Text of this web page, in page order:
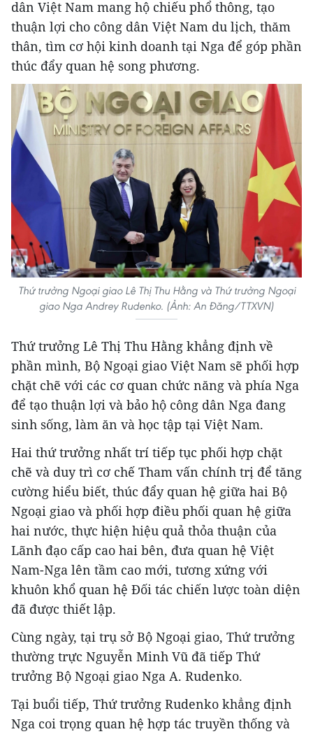
dân Việt Nam mang hộ chiếu phổ thông, tạo
thuận lợi cho công dân Việt Nam du lịch, thăm
thân, tìm cơ hội kinh doanh tại Nga để góp phần
thúc đẩy quan hệ song phương.
Thứ trưởng Ngoại giao Lê Thị Thu Hằng và Thứ trưởng Ngoại
giao Nga Andrey Rudenko. (Ảnh: An Đăng/TTXVN)
Thứ trưởng Lê Thị Thu Hằng khẳng định về
phần mình, Bộ Ngoại giao Việt Nam sẽ phối hợp
chặt chẽ với các cơ quan chức năng và phía Nga
để tạo thuận lợi và bảo hộ công dân Nga đang
sinh sống, làm ăn và học tập tại Việt Nam.
Hai thứ trưởng nhất trí tiếp tục phối hợp chặt
chẽ và duy trì cơ chế Tham vấn chính trị để tăng
cường hiểu biết, thúc đẩy quan hệ giữa hai Bộ
Ngoại giao và phối hợp điều phối quan hệ giữa
hai nước, thực hiện hiệu quả thỏa thuận của
Lãnh đạo cấp cao hai bên, đưa quan hệ Việt
Nam-Nga lên tầm cao mới, tương xứng với
khuôn khổ quan hệ Đối tác chiến lược toàn diện
đã được thiết lập.
Cùng ngày, tại trụ sở Bộ Ngoại giao, Thứ trưởng
thường trực Nguyễn Minh Vũ đã tiếp Thứ
trưởng Bộ Ngoại giao Nga A. Rudenko.
Tại buổi tiếp, Thứ trưởng Rudenko khẳng định
Nga coi trọng quan hệ hợp tác truyền thống và